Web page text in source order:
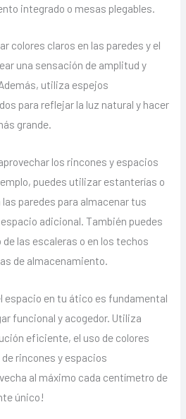
integrado o mesas plegables.
colores claros en las paredes y el
una sensación de amplitud y
utiliza espejos
para reflejar la luz natural y hacer
grande.
los rincones y espacios
puedes utilizar estanterías o
paredes para almacenar tus
adicional. También puedes
las escaleras o en los techos
de almacenamiento.
espacio en tu ático es fundamental
funcional y acogedor. Utiliza
eficiente, el uso de colores
rincones y espacios
al máximo cada centímetro de
único!